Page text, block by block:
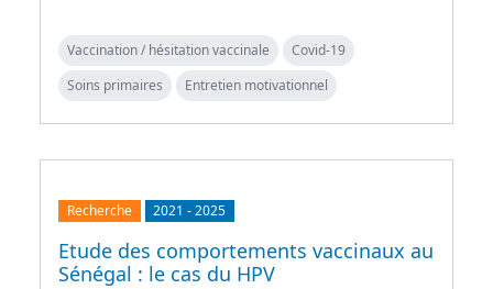
Vaccination / hésitation vaccinale
Covid-19
Soins primaires
Entretien motivationnel
Recherche 2021 -2025
Etude des comportements vaccinaux au
Sénégal : le cas du HPV